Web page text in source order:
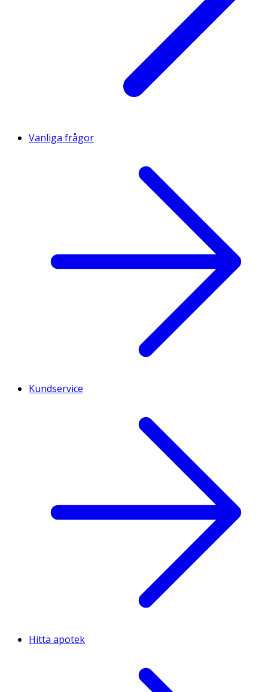
* Dagligt referensintag. ** DRI ej fastställd.
Nyponextrakt (Rosa canina), Phytodroitin™ (havssallat /
(Ulva lactuca L., blåstång / Fucaceae fucus vesiculosus,
natriumhyaluronat), hallonbladsextrakt (Rubus idaeus L.),
Vanliga frågor
Kundservice
Hitta apotek